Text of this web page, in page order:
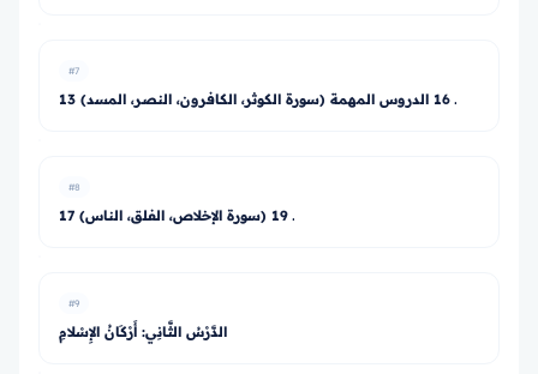
#7
13 ـ 16 الدروس المهمة (سورة الكوثر، الكافرون، النصر، المسد)
#8
17 ـ 19 (سورة الإخلاص، الفلق، الناس)
#9
الدَّرْسُ الثَّانِي: أَرْكَانُ الإِسْلامِ